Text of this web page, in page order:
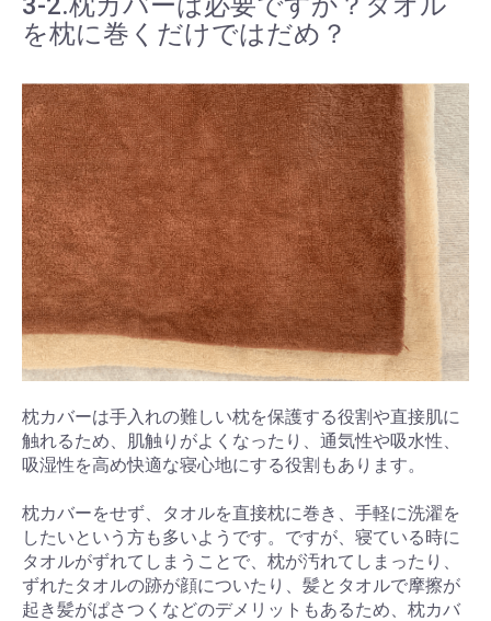
を枕に巻くだけではだめ？
枕カバーは手入れの難しい枕を保護する役割や直接肌に
触れるため、肌触りがよくなったり、通気性や吸水性、
吸湿性を高め快適な寝心地にする役割もあります。
枕カバーをせず、タオルを直接枕に巻き、手軽に洗濯を
したいという方も多いようです。ですが、寝ている時に
タオルがずれてしまうことで、枕が汚れてしまったり、
ずれたタオルの跡が顔についたり、髪とタオルで摩擦が
起き髪がぱさつくなどのデメリットもあるため、枕カバ